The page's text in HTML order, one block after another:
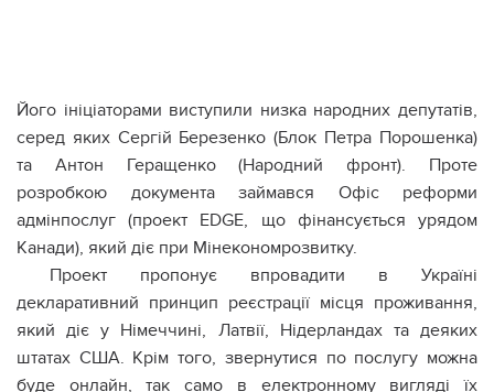
Його ініціаторами виступили низка народних депутатів,
серед яких Сергій Березенко (Блок Петра Порошенка)
та Антон Геращенко (Народний фронт). Проте
розробкою документа займався Офіс реформи
адмінпослуг (проект EDGE, що фінансується урядом
Канади), який діє при Мінекономрозвитку.
Проект пропонує впровадити в Україні
декларативний принцип реєстрації місця проживання,
який діє у Німеччині, Латвії, Нідерландах та деяких
штатах США. Крім того, звернутися по послугу можна
буде онлайн, так само в електронному вигляді їх